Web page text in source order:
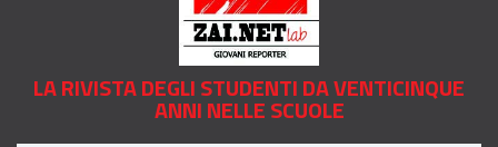
LA RIVISTA DEGLI STUDENTI DA VENTICINQUE
ANNI NELLE SCUOLE